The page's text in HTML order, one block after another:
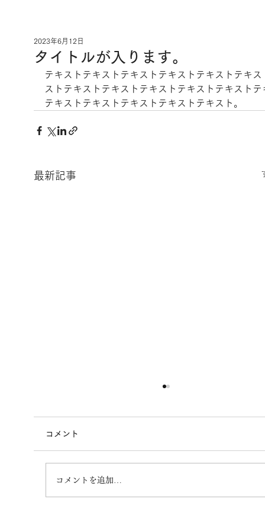
タイトルが入ります。
2023年6月12日
テキストテキストテキストテキストテキストテキス
ストテキストテキストテキストテキストテキストテ
テキストテキストテキストテキストテキスト。
最新記事
タイトルが入ります。
コメント
コメントを追加…